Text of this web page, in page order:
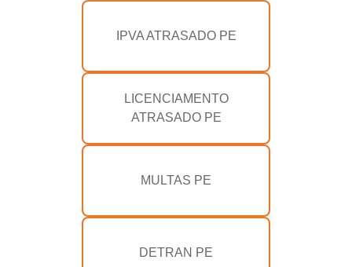
IPVA ATRASADO PE
LICENCIAMENTO
ATRASADO PE
MULTAS PE
DETRAN PE